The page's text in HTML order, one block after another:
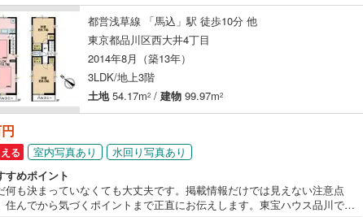
都営浅草線 「馬込」駅 徒歩10分 他
東京都品川区西大井4丁目
2014年8月（築13年）
3LDK/地上3階
土地54.17m2 / 建物 99.97m2
る 室内写真あり
水回り写真あり
すめポイント
何も決まっていなくても大丈夫です。掲載情報だけでは見えない注意点
住んでから気づくポイントまで正直にお伝えします。東宝ハウス品川で
香川 愛媛 高知
佐賀 長崎
この条件で検索する
(243) 立川市(29)
24 青梅市
(39)
(17) 小平市(
(
9) 狛江市
25) 東久留米市( 37)
この条件で検索するこの条件で検索する
銀座線(0) 東京メトロ丸ノ内線
日比谷線
東京メトロ東西線
有楽町線(0
副都心線(0) 都営浅草線
線
スプレス(
線(0) 北総鉄道北総線(0)
この条件で検索するこの条件で検索する
け
（0） 平屋・1階建て
ルーム（納戸）（1）
駅が始発駅
建ち方、日当たり
以上（1） 角地（0）
この条件で検索する
保存した条件を見る